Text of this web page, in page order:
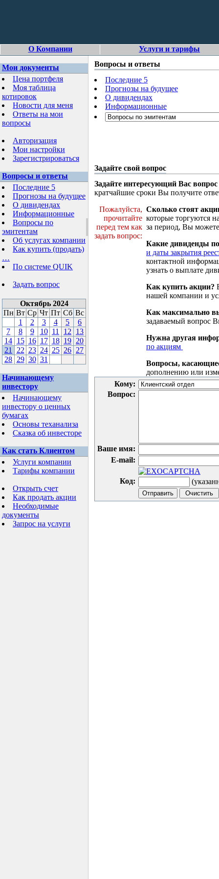
О Компании Услуги и тарифы
Мои документы
Цена портфеля
Моя таблица
котировок
Новости для меня
Ответы на мои
вопросы
Авторизация
Мои настройки
Зарегистрироваться
Вопросы и ответы
Последние 5
Прогнозы на будущее
О дивидендах
Информационные
Вопросы по
эмитентам
Об услугах компании
Как купить (продать)
…
По системе QUIK
Задать вопрос
Октябрь 2024
Пн Вт Ср Чт Пт Сб Вс
1
2 3 4 5
6
7
8 9 10 11 12
13
14 15 16 17 18 19 20
21
22 23 24 25 26 27
28 29 30 31
Начинающему
инвестору
Начинающему
инвестору о ценных
бумагах
Основы теханализа
Сказка об инвесторе
Как стать Клиентом
Услуги компании
Тарифы компании
Открыть счет
Как продать акции
Необходимые
документы
Запрос на услуги
Вопросы и ответы
Последние 5
Прогнозы на будущее
О дивидендах
Информационные
Задайте свой вопрос
Задайте интересующий Вас вопрос
кратчайшие сроки Вы получите
Пожалуйста,
прочитайте
перед тем как
задать вопрос:
Сколько стоят
которые торгуются
за период, Вы
Какие дивиденды
и даты закрытия
контактной
узнать о выплате
Как купить акции?
нашей компании и
Как максимально
задаваемый вопрос
Нужна другая
по акциям
Вопросы,
дополнению или
Кому:
Вопрос:
Ваше имя:
E-mail:
Код: